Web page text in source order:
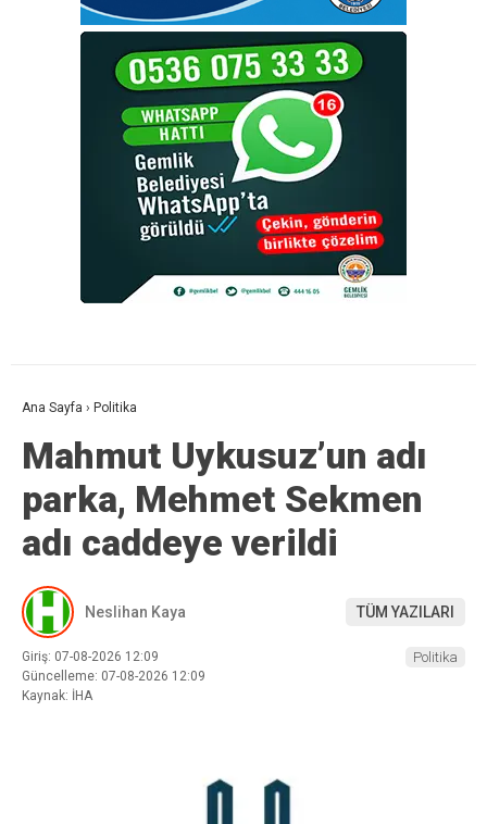
Ana Sayfa › Politika
Mahmut Uykusuz’un adı
parka, Mehmet Sekmen
adı caddeye verildi
Neslihan Kaya TÜM YAZILARI
Giriş: 07-08-2026 12:09
Güncelleme: 07-08-2026 12:09
Kaynak: İHA
Politika